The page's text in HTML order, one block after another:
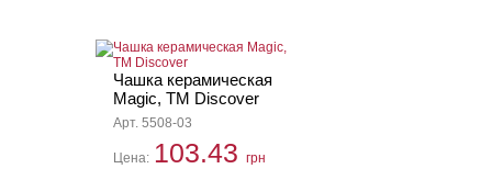
Чашка керамическая
Magic, ТМ Discover
Арт. 5508-03
Цена: 103.43 грн